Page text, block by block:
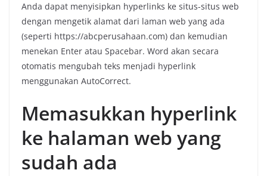
Anda dapat menyisipkan hyperlinks ke situs-situs web
dengan mengetik alamat dari laman web yang ada
(seperti https://abcperusahaan.com) dan kemudian
menekan Enter atau Spacebar. Word akan secara
otomatis mengubah teks menjadi hyperlink
menggunakan AutoCorrect.
Memasukkan hyperlink
ke halaman web yang
sudah ada